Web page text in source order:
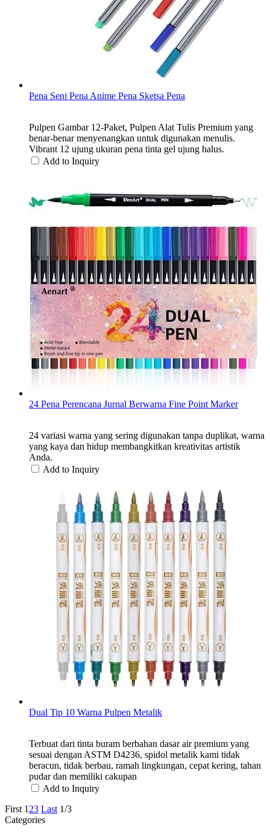
Pena Seni Pena Anime Pena Sketsa Pena
Pulpen Gambar 12-Paket, Pulpen Alat Tulis Premium yang
benar-benar menyenangkan untuk digunakan menulis.
Vibrant 12 ujung ukuran pena tinta gel ujung halus.
Add to Inquiry
24 Pena Perencana Jurnal Berwarna Fine Point Marker
24 variasi warna yang sering digunakan tanpa duplikat, warna
yang kaya dan hidup membangkitkan kreativitas artistik
Anda.
Add to Inquiry
Dual Tip 10 Warna Pulpen Metalik
Terbuat dari tinta buram berbahan dasar air premium yang
sesuai dengan ASTM D4236, spidol metalik kami tidak
beracun, tidak berbau, ramah lingkungan, cepat kering, tahan
pudar dan memiliki cakupan
Add to Inquiry
First 1 23 Last 1/3
Categories